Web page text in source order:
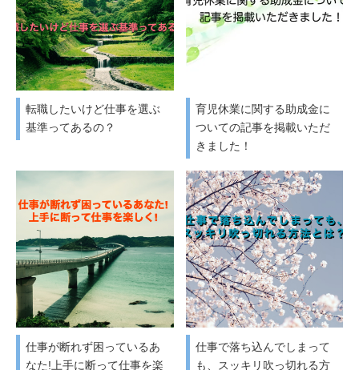
転職したいけど仕事を選ぶ
基準ってあるの？
育児休業に関する助成金に
ついての記事を掲載いただ
きました！
仕事が断れず困っているあ
なた!上手に断って仕事を楽
仕事で落ち込んでしまって
も、スッキリ吹っ切れる方